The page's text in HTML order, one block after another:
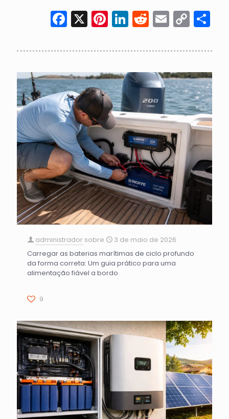
Facebook
X Pinterest
LinkedIn
Reddit
Email
Link
administrador sobre
3 de maio de 2026
Carregar as baterias marítimas de ciclo profundo
da forma correta: Um guia prático para uma
alimentação fiável a bordo
9